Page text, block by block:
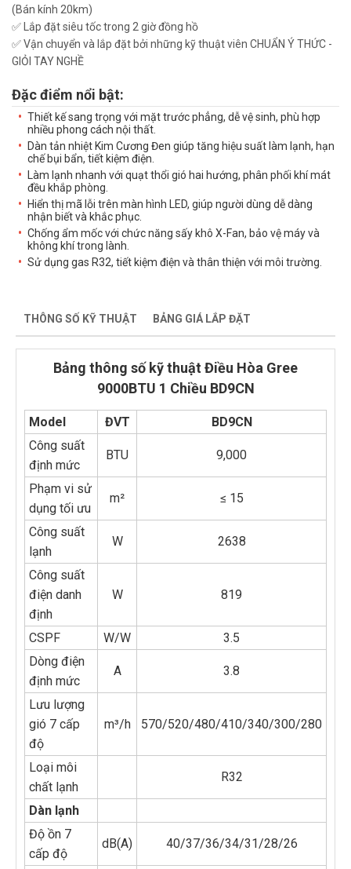
(Bán kính 20km)
✅ Lắp đặt siêu tốc trong 2 giờ đồng hồ
✅ Vận chuyển và lắp đặt bởi những kỹ thuật viên CHUẨN Ý THỨC -
GIỎI TAY NGHỀ
Đặc điểm nổi bật:
Thiết kế sang trọng với mặt trước phẳng, dễ vệ sinh, phù hợp
nhiều phong cách nội thất.
Dàn tản nhiệt Kim Cương Đen giúp tăng hiệu suất làm lạnh, hạn
chế bụi bẩn, tiết kiệm điện.
Làm lạnh nhanh với quạt thổi gió hai hướng, phân phối khí mát
đều khắp phòng.
Hiển thị mã lỗi trên màn hình LED, giúp người dùng dễ dàng
nhận biết và khắc phục.
Chống ẩm mốc với chức năng sấy khô X-Fan, bảo vệ máy và
không khí trong lành.
Sử dụng gas R32, tiết kiệm điện và thân thiện với môi trường.
THÔNG SỐ KỸ THUẬT BẢNG GIÁ LẮP ĐẶT
Bảng thông số kỹ thuật Điều Hòa Gree
9000BTU 1 Chiều BD9CN
Model ĐVT
BD9CN
Công suất
định mức
BTU 9,000
Phạm vi sử
dụng tối ưu
m² ≤ 15
Công suất
lạnh
W 2638
Công suất
điện danh
định
W 819
CSPF W/W
3.5
Dòng điện
định mức
A 3.8
Lưu lượng
gió 7 cấp
độ
m³/h 570/520/480/410/340/300/280
Loại môi
chất lạnh
R32
Dàn lạnh
Độ ồn 7
cấp độ
dB(A) 40/37/36/34/31/28/26